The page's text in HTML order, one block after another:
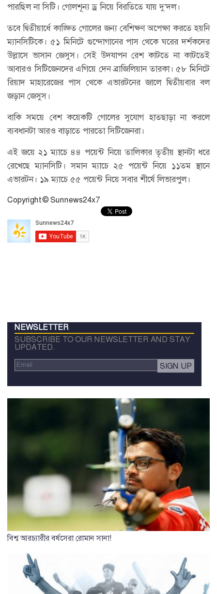
পারছিল না সিটি। গোলশূন্য ড্র নিয়ে বিরতিতে যায় দু’দল।
তবে দ্বিতীয়ার্ধে কাঙ্ক্ষিত গোলের জন্য বেশিক্ষণ অপেক্ষা করতে হয়নি
ম্যানসিটিকে। ৫১ মিনিটে গুন্দোগানের পাস থেকে ঘরের দর্শকদের
উল্লাসে ভাসান জেসুস। সেই উদযাপন রেশ কাটতে না কাটতেই
আবারও সিটিজেনদের এগিয়ে দেন ব্রাজিলিয়ান তারকা। ৫৮ মিনিটে
রিয়াদ মাহারেজের পাস থেকে এভারটনের জালে দ্বিতীয়বার বল
জড়ান জেসুস।
বাকি সময়ে বেশ কয়েকটি গোলের সুযোগ হাতছাড়া না করলে
ব্যবধানটা আরও বাড়াতে পারতো সিটিজেনরা।
এই জয়ে ২১ ম্যাচে ৪৪ পয়েন্ট নিয়ে তালিকার তৃতীয় স্থানটা ধরে
রেখেছে ম্যানসিটি। সমান ম্যাচে ২৫ পয়েন্ট নিয়ে ১১তম স্থানে
এভারটন। ১৯ ম্যাচে ৫৫ পয়েন্ট নিয়ে সবার শীর্ষে লিভারপুল।
Copyright © Sunnews24x7
NEWSLETTER
SUBSCRIBE TO OUR NEWSLETTER AND STAY
UPDATED.
বিশ্ব আরচ্যারীর বর্ষসেরা রোমান সানা!